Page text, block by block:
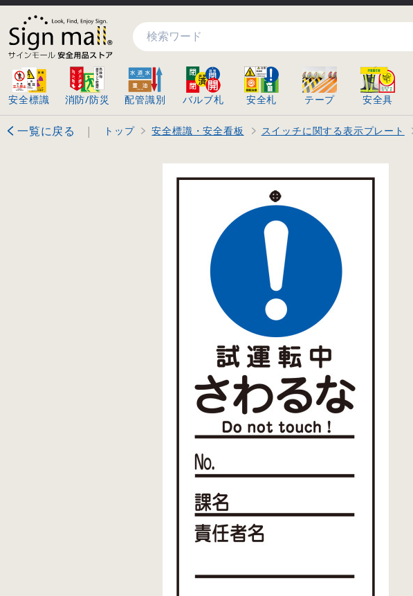
検索
安全標識 消防/防災 配管識別 バルブ札 安全札 テープ 安全具
一覧に戻る | トップ 安全標識・安全看板 スイッチに関する表示プレート